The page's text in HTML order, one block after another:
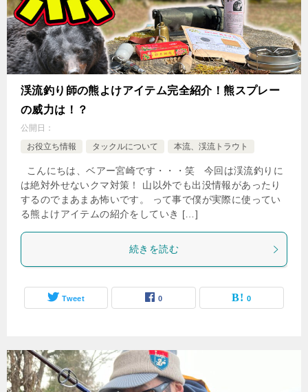
渓流釣り師の熊よけアイテム完全紹介！熊スプレー
の威力は！？
公開日：
お役立ち情報
タックルについて 本流、渓流トラウト
こんにちは、ベアー宮崎です・・・笑 今回は渓流釣りに
は絶対外せないクマ対策！ 山以外でも出没情報があったり
するのでまあまあ怖いです。 って事で僕が実際に使ってい
る熊よけアイテムの紹介をしていき […]
続きを読む
Tweet 0 0